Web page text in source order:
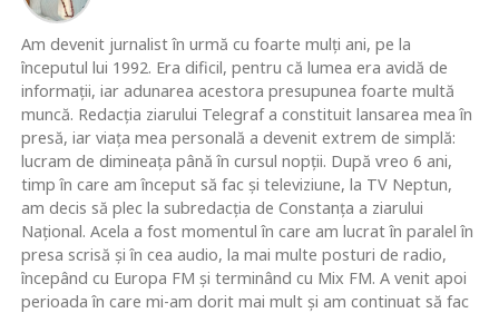
Am devenit jurnalist în urmă cu foarte mulţi ani, pe la
începutul lui 1992. Era dificil, pentru că lumea era avidă de
informaţii, iar adunarea acestora presupunea foarte multă
muncă. Redacţia ziarului Telegraf a constituit lansarea mea în
presă, iar viaţa mea personală a devenit extrem de simplă:
lucram de dimineaţa până în cursul nopţii. După vreo 6 ani,
timp în care am început să fac şi televiziune, la TV Neptun,
am decis să plec la subredacţia de Constanţa a ziarului
Naţional. Acela a fost momentul în care am lucrat în paralel în
presa scrisă şi în cea audio, la mai multe posturi de radio,
începând cu Europa FM şi terminând cu Mix FM. A venit apoi
perioada în care mi-am dorit mai mult şi am continuat să fac